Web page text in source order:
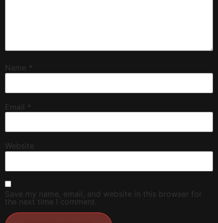
Name *
Email *
Website
Save my name, email, and website in this browser for
the next time I comment.